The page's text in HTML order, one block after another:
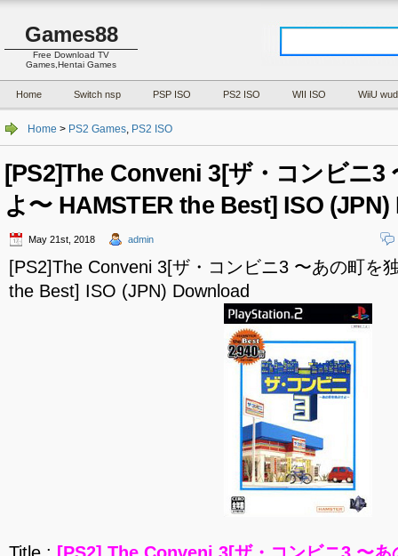
Games88
Free Download TV
Games,Hentai Games
Home Switch nsp PSP ISO PS2 ISO WII ISO WiiU wud
Home > PS2 Games, PS2 ISO
[PS2]The Conveni 3[ザ・コンビニ3
よ〜 HAMSTER the Best] ISO
May 21st, 2018 admin
[PS2]The Conveni 3[ザ・コンビニ3 〜あの町を
the Best] ISO (JPN) Download